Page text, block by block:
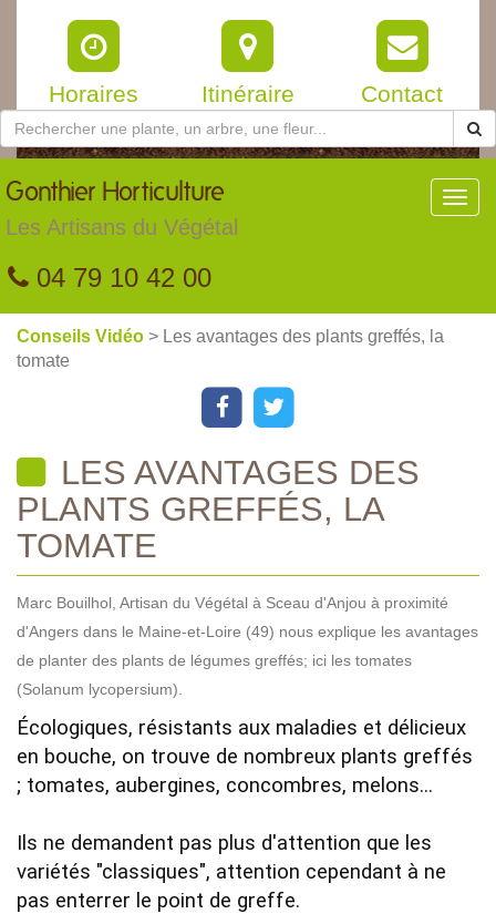
Horaires Itinéraire Contact
Gonthier Horticulture
Les Artisans du Végétal
04 79 10 42 00
Conseils Vidéo > Les avantages des plants greffés, la
tomate
LES AVANTAGES DES
PLANTS GREFFÉS, LA
TOMATE
Marc Bouilhol, Artisan du Végétal à Sceau d'Anjou à proximité
d'Angers dans le Maine-et-Loire (49) nous explique les avantages
de planter des plants de légumes greffés; ici les tomates
(Solanum lycopersium).
Écologiques, résistants aux maladies et délicieux
en bouche, on trouve de nombreux plants greffés
; tomates, aubergines, concombres, melons...
Ils ne demandent pas plus d'attention que les
variétés "classiques", attention cependant à ne
pas enterrer le point de greffe.